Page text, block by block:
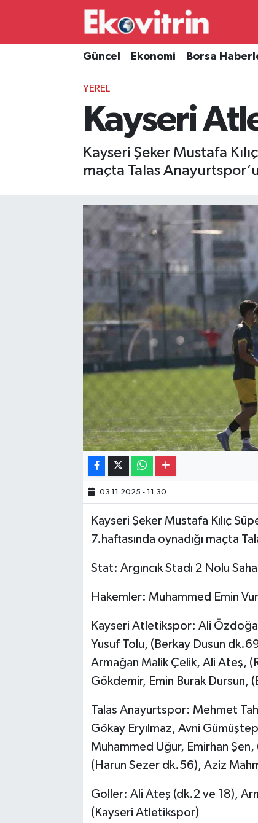
Güncel Ekonomi Borsa
YEREL
Kayseri
Kayseri Şeker Mustafa
maçta Talas
03.11.2025 - 11:30
Kayseri Şeker Mustafa Kılıç
7.haftasında oynadığı maçta
Stat: Argıncık Stadı 2 Nolu Saha
Hakemler: Muhammed Emin
Kayseri Atletikspor: Ali
Yusuf Tolu, (Berkay Dusun
Armağan Malik Çelik, Ali Ateş,
Gökdemir, Emin Burak Dursun,
Talas Anayurtspor: Mehmet
Gökay Eryılmaz, Avni
Muhammed Uğur, Emirhan
(Harun Sezer dk.56), Aziz
Goller: Ali Ateş (dk.2 ve 18),
(Kayseri Atletikspor)
Güncel
Borsa Haberleri
Hava Durumu
Süper Lig Puan Durumu ve Fikstür
Son Dakika Haberleri
Haber Arşivi